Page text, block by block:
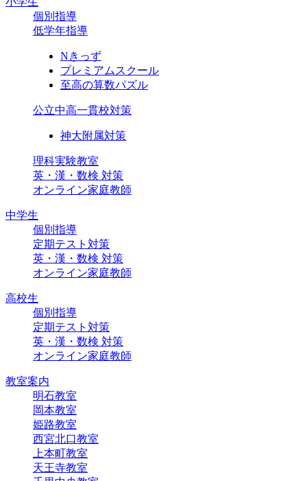
個別指導
低学年指導
Nきっず
プレミアムスクール
至高の算数パズル
公立中高一貫校対策
神大附属対策
理科実験教室
英・漢・数検 対策
オンライン家庭教師
中学生
個別指導
定期テスト対策
英・漢・数検 対策
オンライン家庭教師
高校生
個別指導
定期テスト対策
英・漢・数検 対策
オンライン家庭教師
教室案内
明石教室
岡本教室
姫路教室
西宮北口教室
上本町教室
天王寺教室